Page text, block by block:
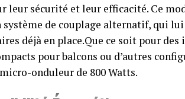
leur sécurité et leur efficacité. Ce
système de couplage alternatif, qui
déjà en place.Que ce soit pour
pour balcons ou d’autres
onduleur de 800 Watts.